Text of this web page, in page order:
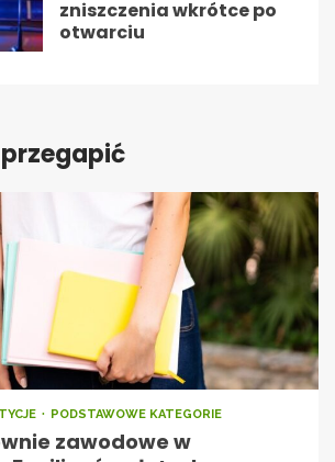
zniszczenia wkrótce po
otwarciu
PODSTAWOWE KATEGORIE
zawodowe w